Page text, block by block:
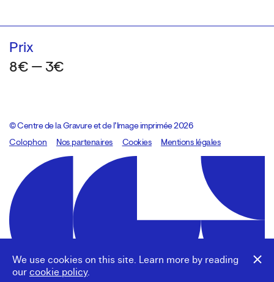
We use cookies on this site. Learn more by reading
our cookie policy.
Prix
8€ — 3€
© Centre de la Gravure et de l’Image imprimée 2026
Colophon
Design:Marcel Kaczmarek, code:8080.studio
Nos partenaires Cookies Mentions légales